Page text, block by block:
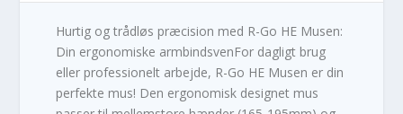
Hurtig og trådløs præcision med R-Go HE Musen:
Din ergonomiske armbindsvenFor dagligt brug
eller professionelt arbejde, R-Go HE Musen er din
perfekte mus! Den ergonomisk designet mus